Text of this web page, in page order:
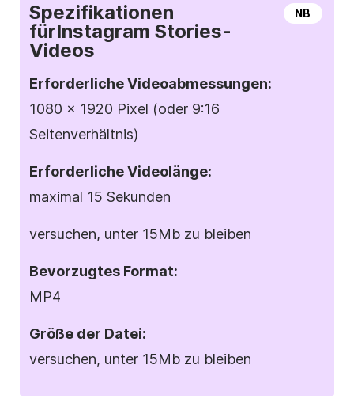
NB
Spezifikationen
fürInstagram Stories-
Videos
ErforderlicheVideoabmessungen:
1080 x 1920 Pixel (oder 9:16
Seitenverhältnis)
Erforderliche Videolänge:
maximal 15 Sekunden
versuchen, unter 15Mb zu bleiben
Bevorzugtes Format:
MP4
Größe der Datei:
versuchen, unter 15Mb zu bleiben